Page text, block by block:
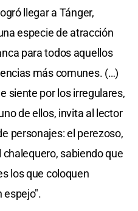
llegar a Tánger,
especie de atracción
para todos aquellos
más comunes. (…)
siente por los irregulares,
de ellos, invita al lector
personajes: el perezoso,
sabiendo que
los que coloquen
espejo".